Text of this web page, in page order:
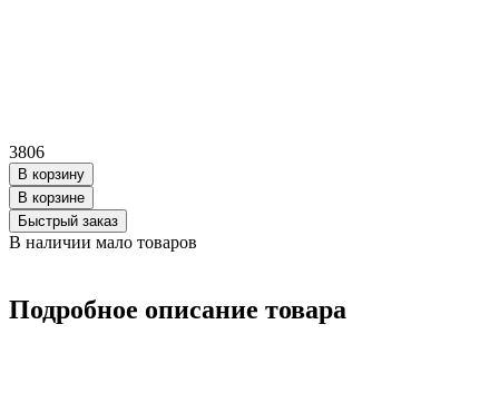
3806
В корзину
В корзинe
Быстрый заказ
В наличии мало товаров
Подробное описание товара